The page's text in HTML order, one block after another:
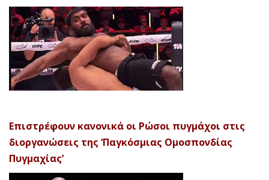
Επιστρέφουν κανονικά οι Ρώσοι πυγμάχοι στις
διοργανώσεις της ‘Παγκόσμιας Ομοσπονδίας
Πυγμαχίας’